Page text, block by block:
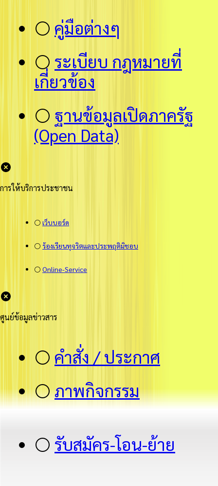
⚪ คู่มือต่างๆ
⚪ ระเบียบ กฎหมายที่
เกี่ยวข้อง
⚪ ฐานข้อมูลเปิดภาครัฐ
(Open Data)
การให้บริการประชาชน
⚪ เว็บบอร์ด
⚪ ร้องเรียนทุจริตและประพฤติมิชอบ
⚪ Online-Service
ศูนย์ข้อมูลข่าวสาร
⚪ คำสั่ง / ประกาศ
⚪ภาพกิจกรรม
⚪ รับสมัคร-โอน-ย้าย